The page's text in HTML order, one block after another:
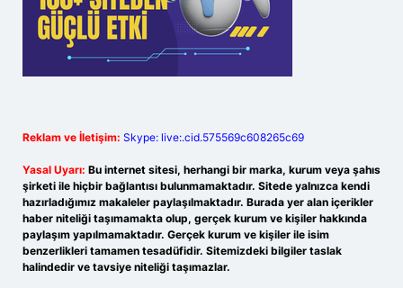
Reklam ve İletişim: Skype: live:.cid.575569c608265c69
Yasal Uyarı: Bu internet sitesi, herhangi bir marka, kurum veya şahıs
şirketi ile hiçbir bağlantısı bulunmamaktadır. Sitede yalnızca kendi
hazırladığımız makaleler paylaşılmaktadır. Burada yer alan içerikler
haber niteliği taşımamakta olup, gerçek kurum ve kişiler hakkında
paylaşım yapılmamaktadır. Gerçek kurum ve kişiler ile isim
benzerlikleri tamamen tesadüfidir. Sitemizdeki bilgiler taslak
halindedir ve tavsiye niteliği taşımazlar.